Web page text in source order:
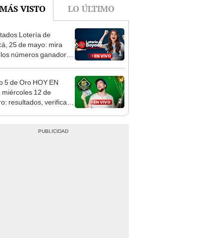
VISTO LO ÚLTIMO
1
Lotería de
25 de mayo: mira
números ganadores
2
5 de Oro HOY EN
miércoles 12 de
resultados, verificar